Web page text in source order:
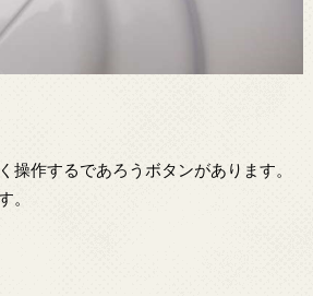
操作するであろうボタンがあります。
。